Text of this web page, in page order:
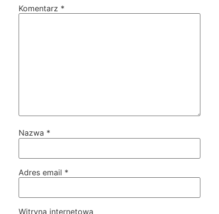
Komentarz *
Nazwa *
Adres email *
Witryna internetowa